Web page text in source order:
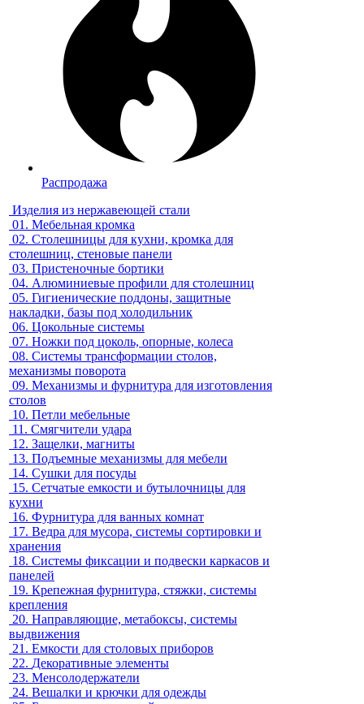
Распродажа
Изделия из нержавеющей стали
01. Мебельная кромка
02. Столешницы для кухни, кромка для
столешниц, стеновые панели
03. Пристеночные бортики
04. Алюминиевые профили для столешниц
05. Гигиенические поддоны, защитные
накладки, базы под холодильник
06. Цокольные системы
07. Ножки под цоколь, опорные, колеса
08. Системы трансформации столов,
механизмы поворота
09. Механизмы и фурнитура для изготовления
столов
10. Петли мебельные
11. Смягчители удара
12. Защелки, магниты
13. Подъемные механизмы для мебели
14. Сушки для посуды
15. Сетчатые емкости и бутылочницы для
кухни
16. Фурнитура для ванных комнат
17. Ведра для мусора, системы сортировки и
хранения
18. Системы фиксации и подвески каркасов и
панелей
19. Крепежная фурнитура, стяжки, системы
крепления
20. Направляющие, метабоксы, системы
выдвижения
21. Емкости для столовых приборов
22. Декоративные элементы
23. Менсолодержатели
24. Вешалки и крючки для одежды